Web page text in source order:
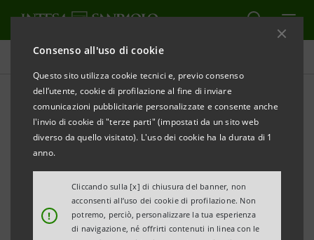
Consenso all'uso di cookie
Questo sito utilizza cookie tecnici e, previo consenso
dell’utente, cookie di profilazione al fine di inviare
comunicazioni pubblicitarie personalizzate e consente anche
l'invio di cookie di "terze parti" (impostati da un sito web
diverso da quello visitato). L'uso dei cookie ha la durata di 1
anno.
!
Cliccando sulla [x] di chiusura del banner, non
acconsenti all’uso dei cookie di profilazione. Non
potremo, perciò, personalizzare la tua esperienza
di navigazione, né offrirti contenuti in linea con le
Tutti i progetti
SOSTENIBILITÀ
Diamo una casa alle api: un
crowdfunding per tutelare
gli insetti impollinatori